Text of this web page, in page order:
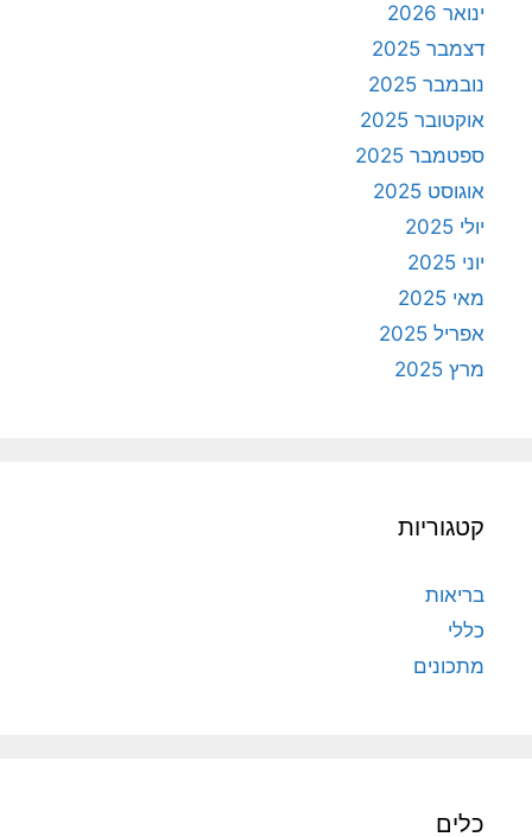
ינואר 2026
דצמבר 2025
נובמבר 2025
אוקטובר 2025
ספטמבר 2025
אוגוסט 2025
יולי 2025
יוני 2025
מאי 2025
אפריל 2025
מרץ 2025
קטגוריות
בריאות
כללי
מתכונים
כלים